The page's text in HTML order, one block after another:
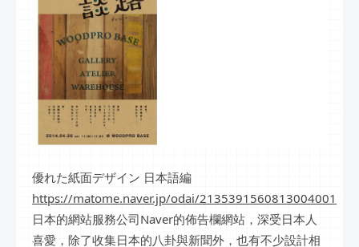
優れた紙面デザイン 日本語編
https://matome.naver.jp/odai/2135391560813004001
日本的網站服務公司Naver的佈告欄網站，深受日本人
喜愛，除了收集日本的八卦與新聞外，也有不少設計相